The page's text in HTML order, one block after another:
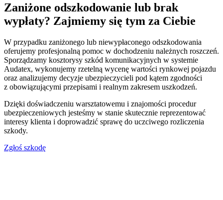
Zaniżone odszkodowanie lub brak
wypłaty? Zajmiemy się tym za Ciebie
W przypadku zaniżonego lub niewypłaconego odszkodowania
oferujemy profesjonalną pomoc w dochodzeniu należnych roszczeń.
Sporządzamy kosztorysy szkód komunikacyjnych w systemie
Audatex, wykonujemy rzetelną wycenę wartości rynkowej pojazdu
oraz analizujemy decyzje ubezpieczycieli pod kątem zgodności
z obowiązującymi przepisami i realnym zakresem uszkodzeń.
Dzięki doświadczeniu warsztatowemu i znajomości procedur
ubezpieczeniowych jesteśmy w stanie skutecznie reprezentować
interesy klienta i doprowadzić sprawę do uczciwego rozliczenia
szkody.
Zgłoś szkodę